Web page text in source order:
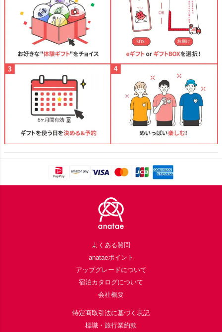
よくある質問
anataeポイント
アップグレードについて
宿泊カタログについて
会社概要
特定商取引法に基づく表記
標識・旅行業約款